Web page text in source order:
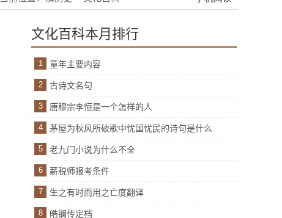
文化百科本月排行
1 童年主要内容
2 古诗文名句
3 唐穆宗李恒是一个怎样的人
4 茅屋为秋风所破歌中忧国忧民的诗句是什么
5 老九门小说为什么不全
6 薪税师报考条件
7 生之有时而用之亡度翻译
8 皓镧传定档